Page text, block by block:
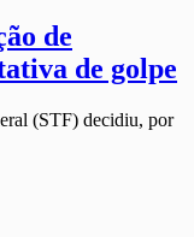
de
de golpe
(STF) decidiu, por